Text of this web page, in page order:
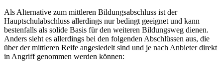
Als Alternative zum mittleren Bildungsabschluss ist der
Hauptschulabschluss allerdings nur bedingt geeignet und kann
bestenfalls als solide Basis für den weiteren Bildungsweg dienen.
Anders sieht es allerdings bei den folgenden Abschlüssen aus, die
über der mittleren Reife angesiedelt sind und je nach Anbieter direkt
in Angriff genommen werden können: